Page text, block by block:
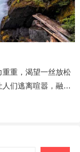
重，渴望一丝放松
人们逃离喧嚣，融…